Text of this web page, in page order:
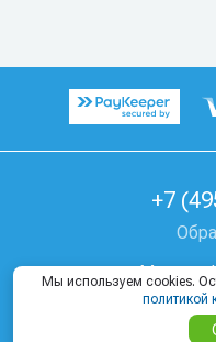
+7
г. Москва,
Мы используем cookies.
политикой